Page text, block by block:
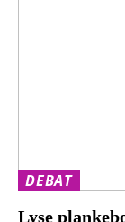
DEBAT
Lyse